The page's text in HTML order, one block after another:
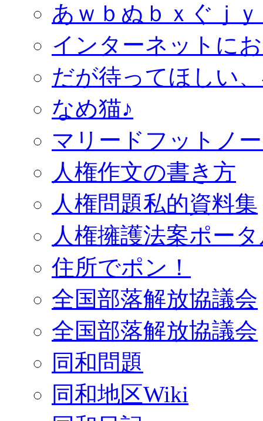
あｗｂぬｂｘぐｊ
インターネットに
だが待ってほしい
なめ猫♪
マリードフットノ
人権作文の書き方
人権問題私的資料集
人権擁護法案ポー
住所でポン！
全国部落解放協議会
全国部落解放協議会
同和問題
同和地区Wiki